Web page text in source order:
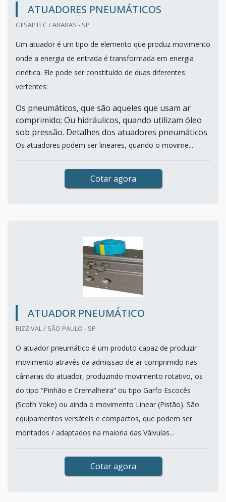
ATUADORES PNEUMÁTICOS
GIISAPTEC / ARARAS - SP
Um atuador é um tipo de elemento que produz movimento
onde a energia de entrada é transformada em energia
cinética. Ele pode ser constituído de duas diferentes
vertentes:
Os pneumáticos, que são aqueles que usam ar
comprimido; Ou hidráulicos, quando utilizam óleo
sob pressão. Detalhes dos atuadores pneumáticos
Os atuadores podem ser lineares, quando o movime...
Cotar agora
ATUADOR PNEUMÁTICO
RIZZIVAL / SÃO PAULO - SP
O atuador pneumático é um produto capaz de produzir
movimento através da admissão de ar comprimido nas
câmaras do atuador, produzindo movimento rotativo, os
do tipo “Pinhão e Cremalheira” ou tipo Garfo Escocês
(Scoth Yoke) ou ainda o movimento Linear (Pistão). São
equipamentos versáteis e compactos, que podem ser
montados / adaptados na maioria das Válvulas...
Cotar agora